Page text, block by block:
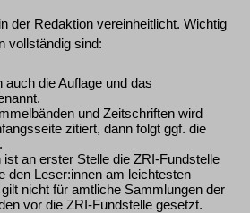
der Redaktion vereinheitlicht. Wichtig
vollständig sind:
auch die Auflage und das
und Zeitschriften wird
zitiert, dann folgt ggf. die
an erster Stelle die ZRI-Fundstelle
den Leser:innen am leichtesten
nicht für amtliche Sammlungen der
vor die ZRI-Fundstelle gesetzt.